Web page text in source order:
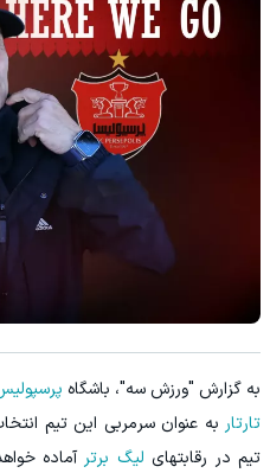
به گزارش "ورزش سه"، باشگاه
تارتار به عنوان سرمربی این تیم
تیم در رقابتهای لیگ برتر آماده